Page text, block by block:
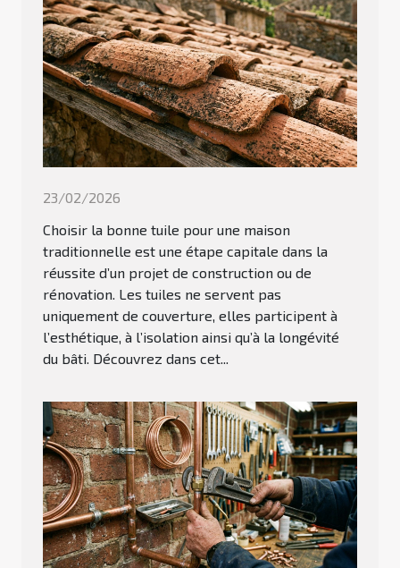
23/02/2026
Choisir la bonne tuile pour une maison
traditionnelle est une étape capitale dans la
réussite d’un projet de construction ou de
rénovation. Les tuiles ne servent pas
uniquement de couverture, elles participent à
l’esthétique, à l’isolation ainsi qu’à la longévité
du bâti. Découvrez dans cet...